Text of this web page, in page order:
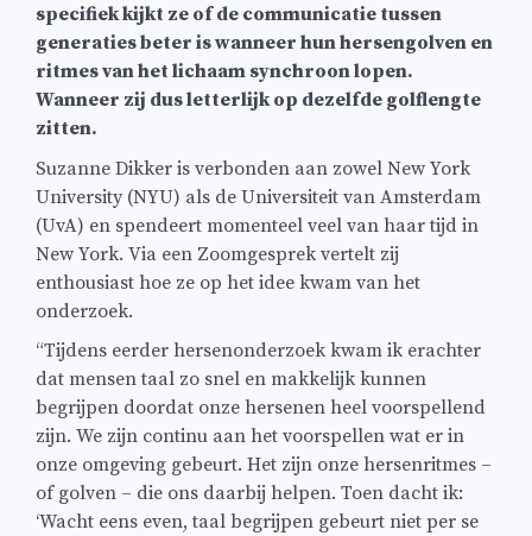
specifiek kijkt ze of de communicatie tussen
generaties beter is wanneer hun hersengolven en
ritmes van het lichaam synchroon lopen.
Wanneer zij dus letterlijk op dezelfde golflengte
zitten.
Suzanne Dikker is verbonden aan zowel New York
University (NYU) als de Universiteit van Amsterdam
(UvA) en spendeert momenteel veel van haar tijd in
New York. Via een Zoomgesprek vertelt zij
enthousiast hoe ze op het idee kwam van het
onderzoek.
“Tijdens eerder hersenonderzoek kwam ik erachter
dat mensen taal zo snel en makkelijk kunnen
begrijpen doordat onze hersenen heel voorspellend
zijn. We zijn continu aan het voorspellen wat er in
onze omgeving gebeurt. Het zijn onze hersenritmes –
of golven – die ons daarbij helpen. Toen dacht ik:
‘Wacht eens even, taal begrijpen gebeurt niet per se